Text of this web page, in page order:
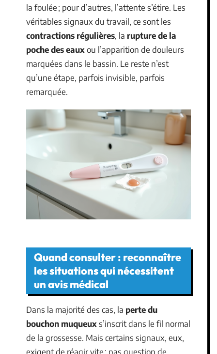
la foulée ; pour d’autres, l’attente s’étire. Les
véritables signaux du travail, ce sont les
contractions régulières, la rupture de la
poche des eauxou l’apparition de douleurs
marquées dans le bassin. Le reste n’est
qu’une étape, parfois invisible, parfois
remarquée.
Quand consulter : reconnaître
les situations qui nécessitent
un avis médical
Dans la majorité des cas, la perte du
bouchon muqueuxs’inscrit dans le fil normal
de la grossesse. Mais certains signaux, eux,
exigent de réagir vite : pas question de